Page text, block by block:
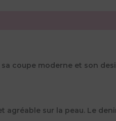
coupe moderne et son
sur la peau. Le